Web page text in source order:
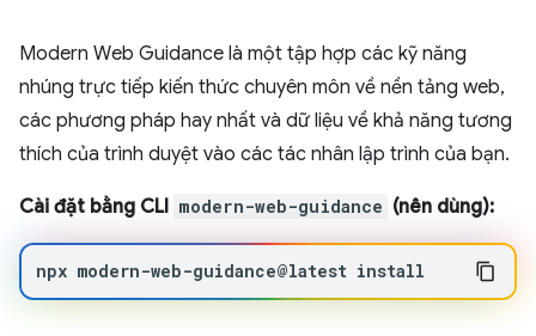
Modern Web Guidance là một tập hợp các kỹ năng
nhúng trực tiếp kiến thức chuyên môn về nền tảng web,
các phương pháp hay nhất và dữ liệu về khả năng tương
thích của trình duyệt vào các tác nhân lập trình của bạn.
Cài đặt bằng CLI modern-web-guidance (nên dùng):
npx modern-web-guidance@latest install